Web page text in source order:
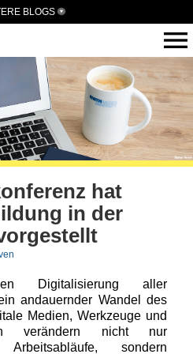
BLOGS
hat
in der
Digitalisierung aller
andauernder Wandel des
Medien, Werkzeuge und
verändern nicht nur
sondern